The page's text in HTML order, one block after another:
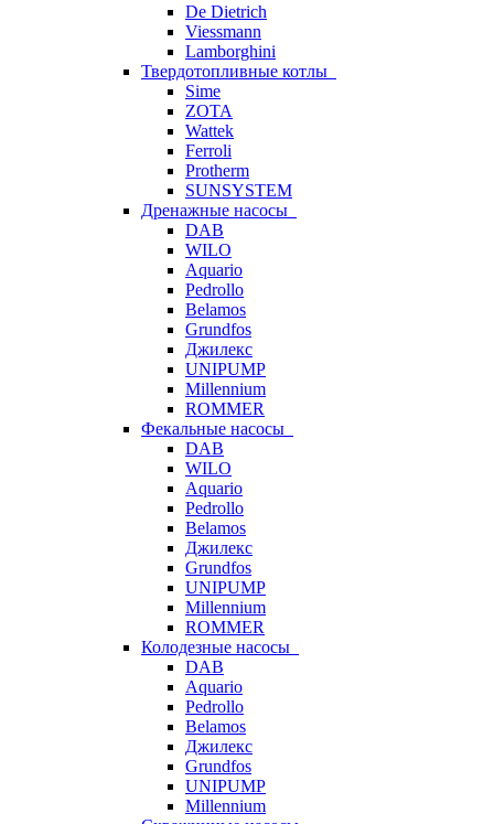
De Dietrich
Viessmann
Lamborghini
Твердотопливные котлы
Sime
ZOTA
Wattek
Ferroli
Protherm
SUNSYSTEM
Дренажные насосы
DAB
WILO
Aquario
Pedrollo
Belamos
Grundfos
Джилекс
UNIPUMP
Millennium
ROMMER
Фекальные насосы
DAB
WILO
Aquario
Pedrollo
Belamos
Джилекс
Grundfos
UNIPUMP
Millennium
ROMMER
Колодезные насосы
DAB
Aquario
Pedrollo
Belamos
Джилекс
Grundfos
UNIPUMP
Millennium